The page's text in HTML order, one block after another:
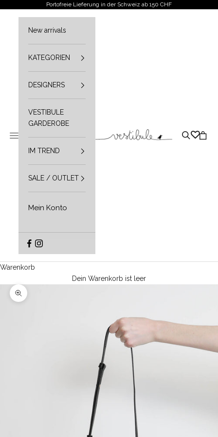
Zum Inhalt springenPortofreie Lieferung in der Schweiz ab 150 CHF
Vestibule
Navigationsmenü öffnen Suche
New arrivals
KATEGORIEN
DESIGNERS
VESTIBULE
GARDEROBE
IM TREND
SALE / OUTLET
Mein Konto
Warenkorb
Dein Warenkorb ist leer
Bild vergrößern